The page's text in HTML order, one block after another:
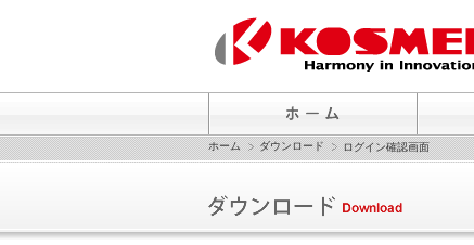
ホーム ダウンロード ログイン確認画面